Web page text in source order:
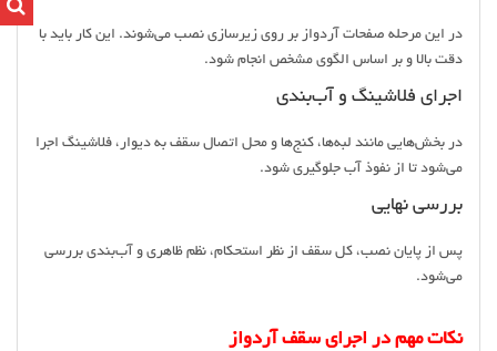
در این مرحله صفحات آردواز بر روی زیرسازی نصب می‌شوند. این کار باید با
دقت بالا و بر اساس الگوی مشخص انجام شود.
اجرای فلاشینگ و آب‌بندی
در بخش‌هایی مانند لبه‌ها، کنج‌ها و محل اتصال سقف به دیوار، فلاشینگ اجرا
می‌شود تا از نفوذ آب جلوگیری شود.
بررسی نهایی
پس از پایان نصب، کل سقف از نظر استحکام، نظم ظاهری و آب‌بندی بررسی
می‌شود.
نکات مهم در اجرای سقف آردواز